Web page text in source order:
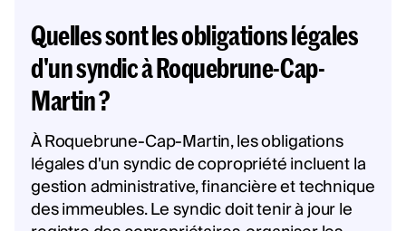
Quelles sont les obligations légales
d'un syndic à Roquebrune-Cap-
Martin ?
À Roquebrune-Cap-Martin, les obligations
légales d'un syndic de copropriété incluent la
gestion administrative, financière et technique
des immeubles. Le syndic doit tenir à jour le